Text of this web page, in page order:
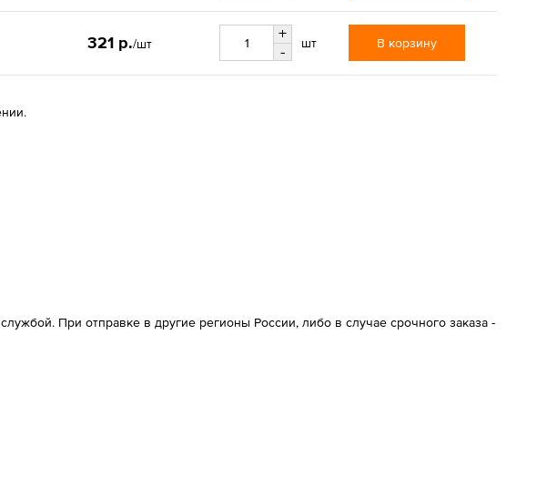
321 р./шт
+
-
шт В корзину
При отправке в другие регионы России, либо в случае срочного заказа -